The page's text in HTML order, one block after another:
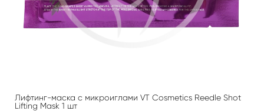
Лифтинг-маска с микроиглами VT Cosmetics Reedle Shot
Lifting Mask 1 шт